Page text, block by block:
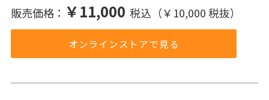
販売価格： ￥11,000 税込（￥10,000 税抜）
オンラインストアで見る